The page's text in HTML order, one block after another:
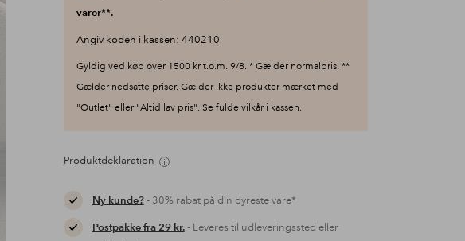
varer**.
Angiv koden i kassen: 440210
Gyldig ved køb over 1500 kr t.o.m. 9/8. * Gælder normalpris. **
Gælder nedsatte priser. Gælder ikke produkter mærket med
"Outlet" eller "Altid lav pris". Se fulde vilkår i kassen.
Produktdeklaration
Ny kunde?- 30% rabat på din dyreste vare*
Postpakke fra 29 kr.- Leveres til udleveringssted eller